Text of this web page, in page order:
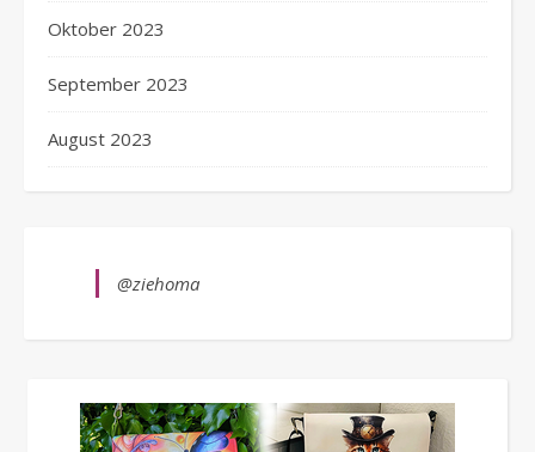
Oktober 2023
September 2023
August 2023
@ziehoma